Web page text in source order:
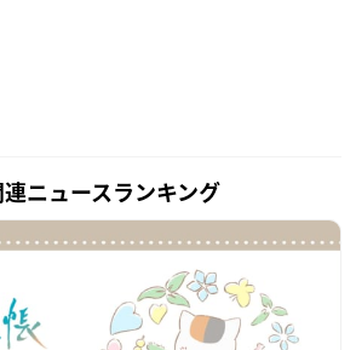
ニュースランキング